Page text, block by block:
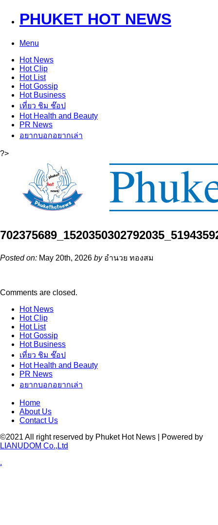
PHUKET HOT NEWS
Menu
HotNews
HotClip
HotList
HotGossip
HotBusiness
เที่ยว ชิม ช๊อป
HotHealth and Beauty
PR News
อยากบอกอยากเล่า
?>
Posted on: May 20th, 2026 byอำนวย ทองสม
Comments are closed.
HotNews
HotClip
HotList
HotGossip
HotBusiness
เที่ยว ชิม ช๊อป
HotHealth and Beauty
PR News
อยากบอกอยากเล่า
Home
About Us
Contact Us
©2021 All right reserved by Phuket Hot News | Powered by
LIANUDOM Co.,Ltd
.